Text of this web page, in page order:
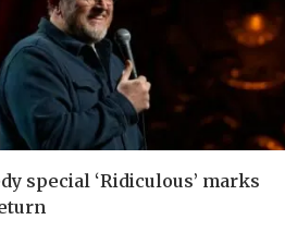
special ‘Ridiculous’ marks